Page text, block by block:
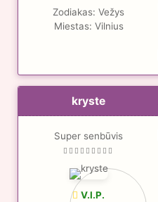
Zodiakas: Vežys
Miestas: Vilnius
kryste
Super senbūvis
V.I.P.